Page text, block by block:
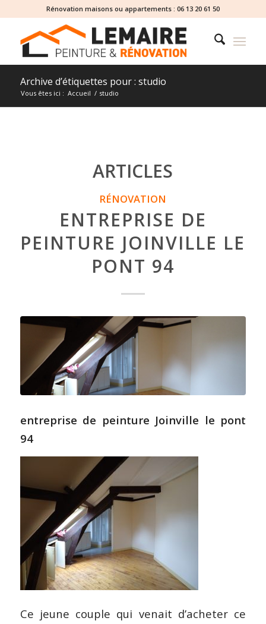
Rénovation maisons ou appartements : 06 13 20 61 50
Archive d’étiquettes pour : studio
Vous êtes ici : Accueil / studio
ARTICLES
RÉNOVATION
ENTREPRISE DE
PEINTURE JOINVILLE LE
PONT 94
entreprise de peinture Joinville le pont
94
Ce jeune couple qui venait d’acheter ce